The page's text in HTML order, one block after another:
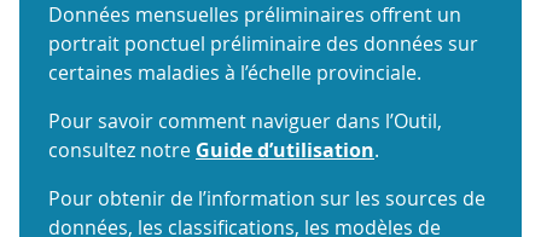
Données mensuelles préliminaires offrent un
portrait ponctuel préliminaire des données sur
certaines maladies à l’échelle provinciale.
Pour savoir comment naviguer dans l’Outil,
consultez notre Guide d’utilisation.
Pour obtenir de l’information sur les sources de
données, les classifications, les modèles de